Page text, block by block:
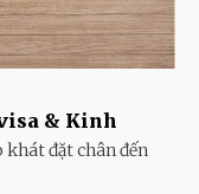
& Kinh
khát đặt chân đến